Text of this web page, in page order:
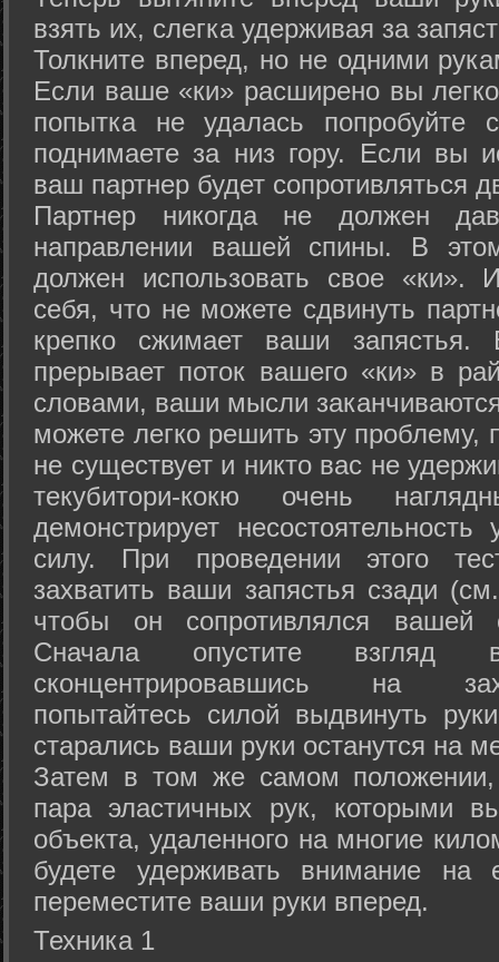
взять их, слегка удерживая за
Толкните вперед, но не одними
Если ваше «ки» расширено вы
попытка не удалась попробуйте
поднимаете за низ гору. Если вы
ваш партнер будет сопротивляться
Партнер никогда не должен
направлении вашей спины. В
должен использовать свое «ки».
себя, что не можете сдвинуть
крепко сжимает ваши запястья.
прерывает поток вашего «ки» в
словами, ваши мысли
можете легко решить эту проблему,
не существует и никто вас не
текубитори-кокю очень
демонстрирует
силу. При проведении этого
захватить ваши запястья сзади
чтобы он сопротивлялся вашей
Сначала опустите
сконцентрировавшись на
попытайтесь силой выдвинуть
старались ваши руки останутся на
Затем в том же самом положении,
пара эластичных рук, которыми
объекта, удаленного на многие
будете удерживать внимание на
переместите ваши руки вперед.
Техника 1